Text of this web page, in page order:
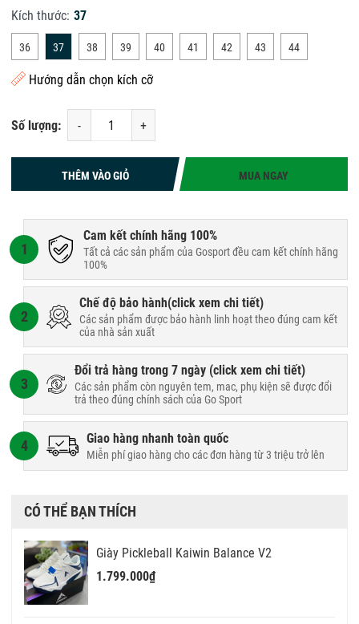
Kích thước: 37
36 37 38 39 40 41 42 43 44
Hướng dẫn chọn kích cỡ
Số lượng: - +
THÊM VÀO GIỎ MUA NGAY
1
Cam kết chính hãng 100%
Tất cả các sản phẩm của Gosport đều cam kết chính hãng
100%
2
Chế độ bảo hành(click xem chi tiết)
Các sản phẩm được bảo hành linh hoạt theo đúng cam kết
của nhà sản xuất
3
Đổi trả hàng trong 7 ngày (click xem chi tiết)
Các sản phẩm còn nguyên tem, mac, phụ kiện sẽ được đổi
trả theo đúng chính sách của Go Sport
4 Giao hàng nhanh toàn quốc
Miễn phí giao hàng cho các đơn hàng từ 3 triệu trở lên
CÓ THỂ BẠN THÍCH
Giày Pickleball Kaiwin Balance V2
1.799.000₫